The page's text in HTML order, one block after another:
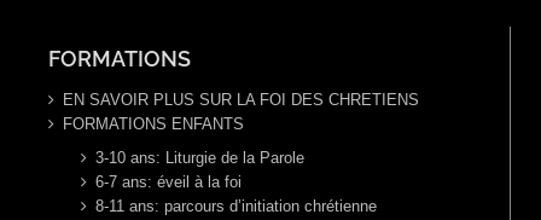
FORMATIONS
EN SAVOIR PLUS SUR LA FOI DES CHRETIENS
FORMATIONS ENFANTS
3-10 ans: Liturgie de la Parole
6-7 ans: éveil à la foi
8-11 ans: parcours d’initiation chrétienne